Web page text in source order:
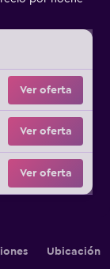
Ver oferta
Ver oferta
Ver oferta
Ubicación